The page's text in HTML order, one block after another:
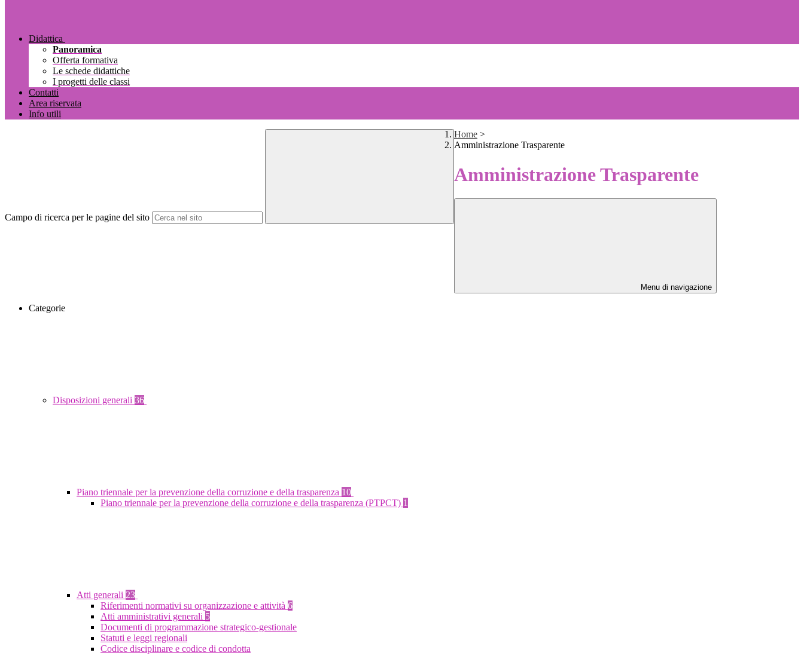
Didattica
Panoramica
Offerta formativa
Le schede didattiche
I progetti delle classi
Contatti
Area riservata
Info utili
Campo di ricerca per le pagine del sito
Home >
Amministrazione Trasparente
Amministrazione Trasparente
Menu di navigazione
Categorie
Disposizioni generali 36
Piano triennale per la prevenzione della corruzione e della trasparenza 10
Piano triennale per la prevenzione della corruzione e della trasparenza (PTPCT) 1
Atti generali 23
Riferimenti normativi su organizzazione e attività 6
Atti amministrativi generali 5
Documenti di programmazione strategico-gestionale
Statuti e leggi regionali
Codice disciplinare e codice di condotta